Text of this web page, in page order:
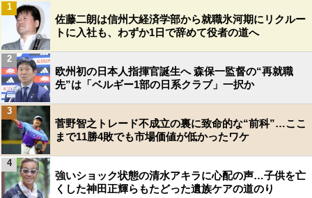
佐藤二朗は信州大経済学部から就職氷河期にリクルー
トに入社も、わずか1日で辞めて役者の道へ
1
欧州初の日本人指揮官誕生へ 森保一監督の“再就職
先”は「ベルギー1部の日系クラブ」一択か
2
菅野智之トレード不成立の裏に致命的な“前科”…ここ
まで11勝4敗でも市場価値が低かったワケ
3
強いショック状態の清水アキラに心配の声…子供を亡
くした神田正輝らもたどった遺族ケアの道のり
4